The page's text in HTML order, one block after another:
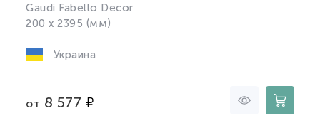
Gaudi Fabello Decor
200 x 2395 (мм)
Украина
от 8 577